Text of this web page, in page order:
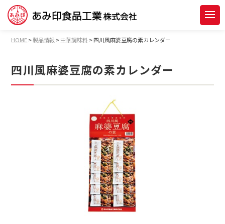
HOME>製品情報 >中華調味料 >四川風麻婆豆腐の素カレンダー
四川風麻婆豆腐の素カレンダー